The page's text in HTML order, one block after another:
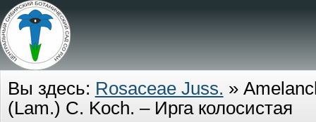
Вы здесь: Rosaceae Juss. »
(Lam.) C. Koch. – Ирга колосистая